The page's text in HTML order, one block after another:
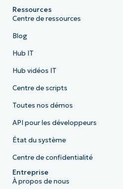
Ressources
Centre de ressources
Blog
Hub IT
Hub vidéos IT
Centre de scripts
Toutes nos démos
API pour les développeurs
État du système
Centre de confidentialité
Entreprise
À propos de nous